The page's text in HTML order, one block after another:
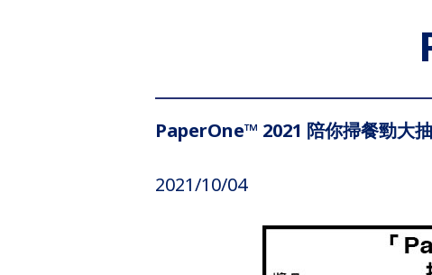
PaperOne™​ 2021 陪你掃餐勁大
2021/10/04